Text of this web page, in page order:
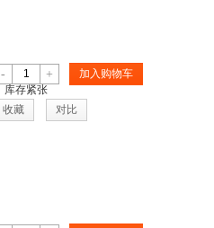
- +
库存紧张
加入购物车
收藏 对比